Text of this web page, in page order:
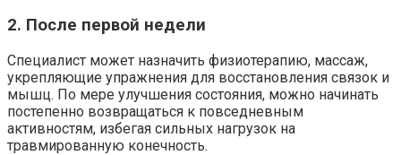
2. После первой недели
Специалист может назначить физиотерапию, массаж,
укрепляющие упражнения для восстановления связок и
мышц. По мере улучшения состояния, можно начинать
постепенно возвращаться к повседневным
активностям, избегая сильных нагрузок на
травмированную конечность.